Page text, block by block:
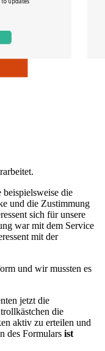
die
und die Zustimmung
sich für unsere
war mit dem Service
mit der
und wir mussten es
jetzt die
die
aktiv zu erteilen und
des Formulars ist